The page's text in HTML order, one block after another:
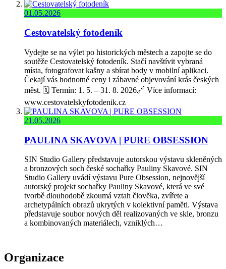
01.05.2026
Cestovatelský fotodeník
Vydejte se na výlet po historických městech a zapojte se do
soutěže Cestovatelský fotodeník. Stačí navštívit vybraná
místa, fotografovat kašny a sbírat body v mobilní aplikaci.
Čekají vás hodnotné ceny i zábavné objevování krás českých
měst. 🗓️ Termín: 1. 5. – 31. 8. 2026🔗 Více informací:
www.cestovatelskyfotodenik.cz
21.05.2026
PAULINA SKAVOVA | PURE OBSESSION
SIN Studio Gallery představuje autorskou výstavu skleněných
a bronzových soch české sochařky Pauliny Skavové. SIN
Studio Gallery uvádí výstavu Pure Obsession, nejnovější
autorský projekt sochařky Pauliny Skavové, která ve své
tvorbě dlouhodobě zkoumá vztah člověka, zvířete a
archetypálních obrazů ukrytých v kolektivní paměti. Výstava
představuje soubor nových děl realizovaných ve skle, bronzu
a kombinovaných materiálech, vzniklých…
Organizace